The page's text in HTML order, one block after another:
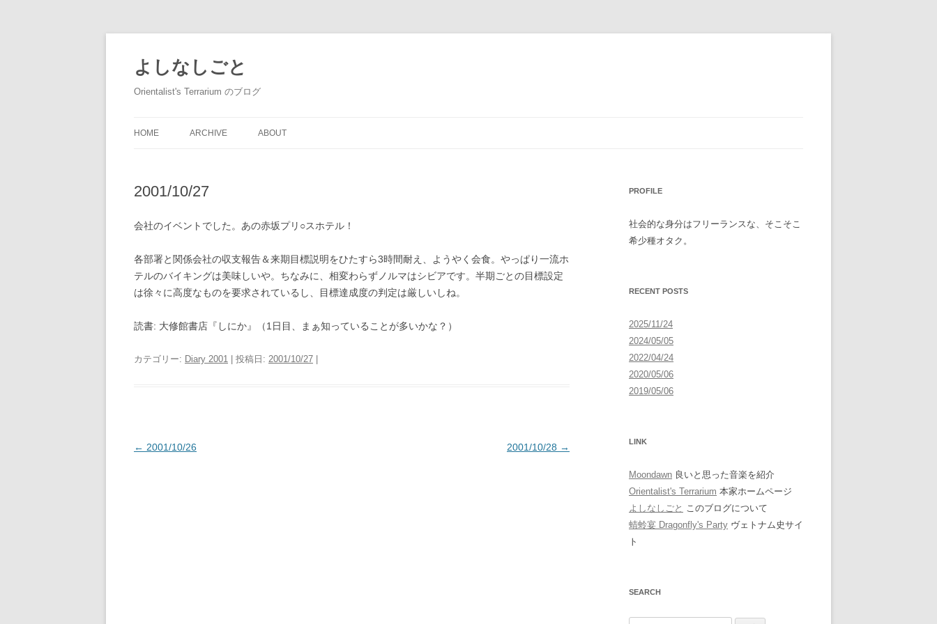
テ
ン
ツ
へ
ス
よしなしごと
Orientalist's Terrarium のブログ
HOME ARCHIVE ABOUT
2001/10/27
会社のイベントでした。あの赤坂プリ○スホテル！
各部署と関係会社の収支報告＆来期目標説明をひたすら3時間耐え、ようやく会食。やっぱり一流ホ
テルのバイキングは美味しいや。ちなみに、相変わらずノルマはシビアです。半期ごとの目標設定
は徐々に高度なものを要求されているし、目標達成度の判定は厳しいしね。
読書: 大修館書店『しにか』（1日目、まぁ知っていることが多いかな？）
カテゴリー: Diary 2001 | 投稿日: 2001/10/27
投
← 2001/10/26 2001/10/28 →
PROFILE
社会的な身分はフリーランスな、そこそこ
希少種オタク。
RECENT POSTS
2025/11/24
2024/05/05
2022/04/24
2020/05/06
2019/05/06
LINK
Moondawn 良いと思った音楽を紹介
Orientalist's Terrarium 本家ホームページ
よしなしごと このブログについて
蜻蛉宴 Dragonfly's Party ヴェトナム史サイ
ト
SEARCH